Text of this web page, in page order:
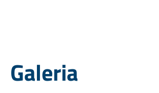
Galeria